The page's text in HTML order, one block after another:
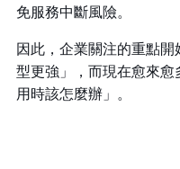
免服務中斷風險。
因此，企業關注的重點
型更強」，而現在愈來
用時該怎麼辦」。